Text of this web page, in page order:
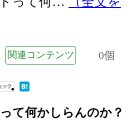
関連コンテンツ 0個
て何かしらんのか？